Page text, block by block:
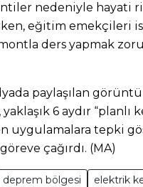
nedeniyle hayati
eğitim emekçileri
ders yapmak
paylaşılan
6 aydır “planlı
uygulamalara tepki
çağırdı. (MA)
deprem bölgesi
elektrik